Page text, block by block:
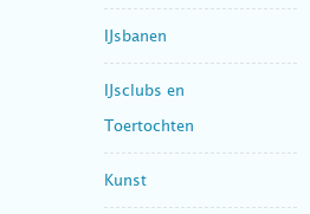
IJsbanen
IJsclubs en
Toertochten
Kunst